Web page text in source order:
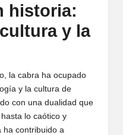
historia:
y la
la cabra ha ocupado
y la cultura de
con una dualidad que
lo caótico y
ha contribuido a